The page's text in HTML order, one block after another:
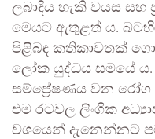
ලබාදිය හැකි වයස සහ
මෙයට ඇතුළත් ය.
පිළිබඳ කතිකාවතක්
ලෝක යුද්ධය සමයේ
සම්ප්‍රේෂණය වන රෝග
එම රටවල ලිංගික
වශයෙන් දැනෙන්නට